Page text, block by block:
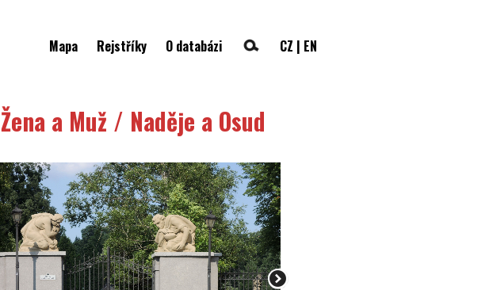
Mapa Rejstříky O databázi CZ | EN
Žena a Muž / Naděje a Osud